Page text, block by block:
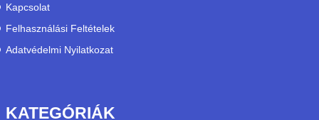
Kapcsolat
Felhasználási Feltételek
Adatvédelmi Nyilatkozat
KATEGÓRIÁK